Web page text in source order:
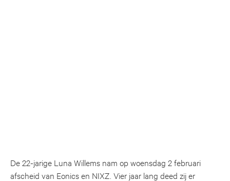
De 22-jarige Luna Willems nam op woensdag 2 februari
afscheid van Eonics en NIXZ. Vier jaar lang deed zij er